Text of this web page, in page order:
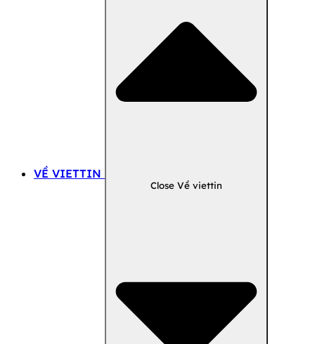
VỀ VIETTIN
Close Về viettin